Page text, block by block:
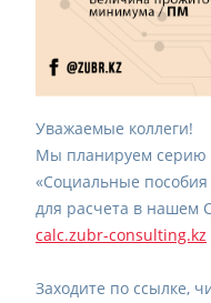
Уважаемые коллеги!
Мы планируем серию
«Социальные
для расчета в нашем
calc.zubr-consulting.kz
Заходите по ссылке,